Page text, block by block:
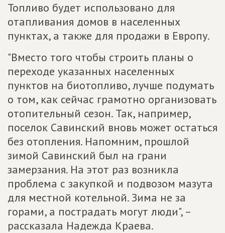
Топливо будет использовано для
отапливания домов в населенных
пунктах, а также для продажи в Европу.
"Вместо того чтобы строить планы о
переходе указанных населенных
пунктов на биотопливо, лучше подумать
о том, как сейчас грамотно организовать
отопительный сезон. Так, например,
поселок Савинский вновь может остаться
без отопления. Напомним, прошлой
зимой Савинский был на грани
замерзания. На этот раз возникла
проблема с закупкой и подвозом мазута
для местной котельной. Зима не за
горами, а пострадать могут люди", –
рассказала Надежда Краева.